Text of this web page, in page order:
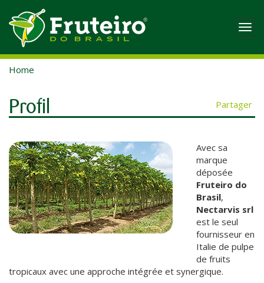
Home
Profil Partager
Avec sa
marque
déposée
Fruteiro do
Brasil,
Nectarvis srl
est le seul
fournisseur en
Italie de pulpe
de fruits
tropicaux avec une approche intégrée et synergique.